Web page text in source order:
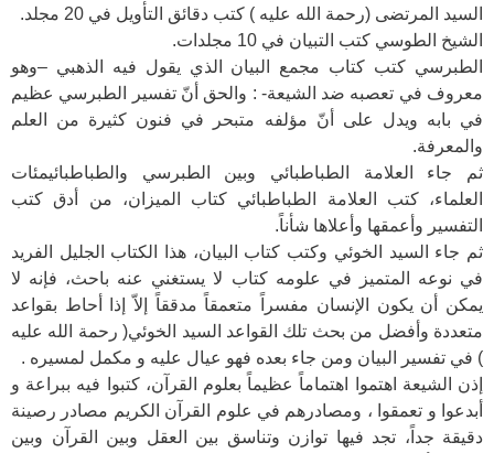
السيد المرتضى (رحمة الله عليه ) كتب دقائق التأويل في 20 مجلد.
الشيخ الطوسي كتب التبيان في 10 مجلدات.
الطبرسي كتب كتاب مجمع البيان الذي يقول فيه الذهبي –وهو
معروف في تعصبه ضد الشيعة- : والحق أنّ تفسير الطبرسي عظيم
في بابه ويدل على أنّ مؤلفه متبحر في فنون كثيرة من العلم
والمعرفة.
ثم جاء العلامة الطباطبائي وبين الطبرسي والطباطبائيمئات
العلماء، كتب العلامة الطباطبائي كتاب الميزان، من أدق كتب
التفسير وأعمقها وأعلاها شأناً.
ثم جاء السيد الخوئي وكتب كتاب البيان، هذا الكتاب الجليل الفريد
في نوعه المتميز في علومه كتاب لا يستغني عنه باحث، فإنه لا
يمكن أن يكون الإنسان مفسراً متعمقاً مدققاً إلاّ إذا أحاط بقواعد
متعددة وأفضل من بحث تلك القواعد السيد الخوئي( رحمة الله عليه
) في تفسير البيان ومن جاء بعده فهو عيال عليه و مكمل لمسيره .
إذن الشيعة اهتموا اهتماماً عظيماً بعلوم القرآن، كتبوا فيه ببراعة و
أبدعوا و تعمقوا ، ومصادرهم في علوم القرآن الكريم مصادر رصينة
دقيقة جداً، تجد فيها توازن وتناسق بين العقل وبين القرآن وبين